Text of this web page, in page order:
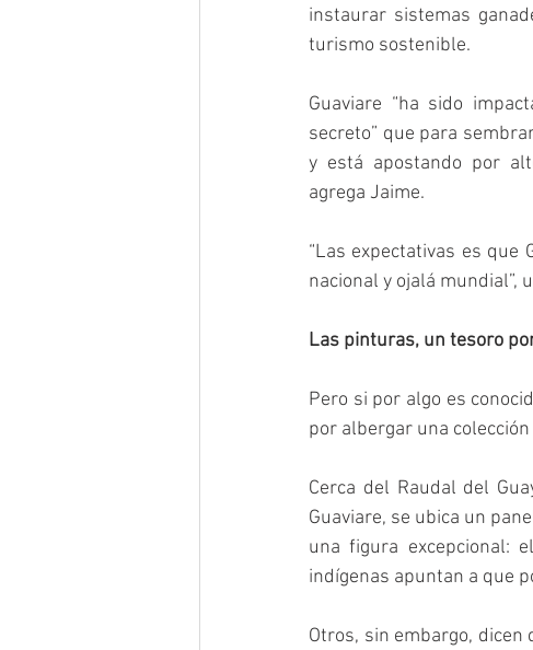
instaurar sistemas
turismo sostenible.
Guaviare “ha sido
secreto” que para
y está apostando por
agrega Jaime.
“Las expectativas es
nacional y ojalá mundial”,
Las pinturas, un tesoro
Pero si por algo es
por albergar una
Cerca del Raudal del
Guaviare, se ubica un
una figura excepcional:
indígenas apuntan a que
Otros, sin embargo,